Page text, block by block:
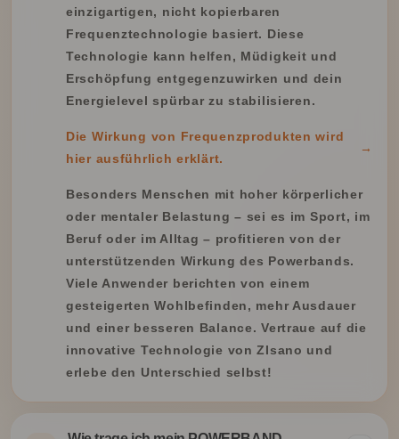
einzigartigen, nicht kopierbaren
Frequenztechnologie basiert. Diese
Technologie kann helfen, Müdigkeit und
Erschöpfung entgegenzuwirken und dein
Energielevel spürbar zu stabilisieren.
Die Wirkung von Frequenzprodukten wird
hier ausführlich erklärt.
→
Besonders Menschen mit hoher körperlicher
oder mentaler Belastung – sei es im Sport, im
Beruf oder im Alltag – profitieren von der
unterstützenden Wirkung des Powerbands.
Viele Anwender berichten von einem
gesteigerten Wohlbefinden, mehr Ausdauer
und einer besseren Balance. Vertraue auf die
innovative Technologie von ZIsano und
erlebe den Unterschied selbst!